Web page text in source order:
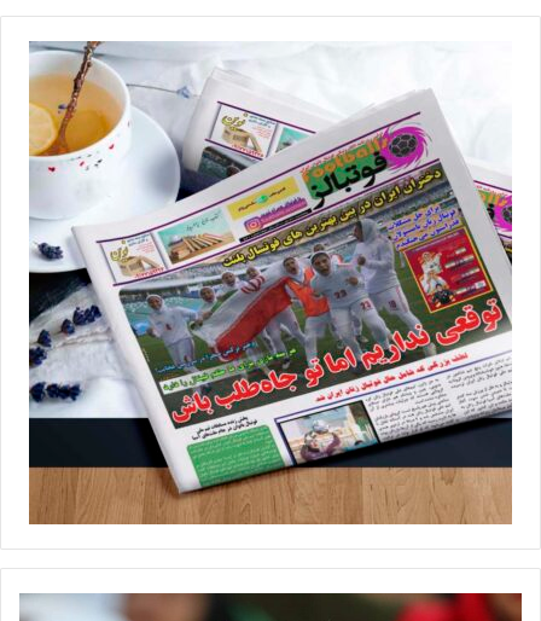
پاورپلی برطرف شود، با توجه به بازیکنان با کیفیتی که داریم، می‌توانیم
موفق باشیم. ما به‌جز مارال ترکمان و فاطمه حسینی که عملکرد خوبی در
پست رأس داشتند، دو بازیکن دیگر در این پست داشتیم. سارا شیربیگی
و فرشته کریمی به دلیل اینکه به تازگی از بند مصدومیت رهایی پیدا
کرده‌اند، آمادگی ۱۰۰ درصدی را نداشتند و البته کادر فنی هم سعی کرد از
آنها مراقبت و از این دو بازیکن کمتر استفاده کند.
وی گفت: دو بازیکن باتجربه و باکیفیت دیگر هم به نام‌های نسترن
مقیمی و مهسا کمالی مصدوم بودند و در این تورنمنت غیبت داشتند. اگر
این دو بازیکن در کنار شیربیگی و کریمی به آمادگی کامل برسند، در فاز
حمله می‌توانند کمک بزرگی برای تیم ملی باشند. در دوره قبل شیربیگی
خانم گل آسیا و کریمی بهترین بازیکن آسیا شدند. این بازیکنان وزنه
سنگینی برای تیم ملی ایران و خطری برای رقبا هستند و می‌توانند برای
حریف ترس ایجاد کنند. امیدوارم در این مدت باقیمانده تا شروع جام
ملت‌های آسیا، با برطرف شدن نقاط ضعف تیم و همدلی بازیکنان و
جامعه فوتسال، شاهد سومین تاجگذاری فوتسال زنان ایران در آسیا
باشیم.